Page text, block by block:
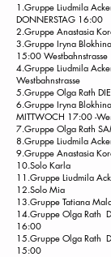
1.Gruppe Liudmila
DONNERSTAG 16:00
2.Gruppe Anastasia
3.Gruppe Iryna
15:00 Westbahnstrasse
4.Gruppe Liudmila
Westbahnstrasse
5.Gruppe Olga Rath
6.Gruppe Iryna
MITTWOCH 17:00 -
7.Gruppe Olga Rath
8.Gruppe Liudmila
9.Gruppe Anastasia
10.Solo Karla
11.Gruppe Liudmila
12.Solo Mia
13.Gruppe Tatiana
14.Gruppe Olga Rath
16:00
15.Gruppe Olga Rath
15:00